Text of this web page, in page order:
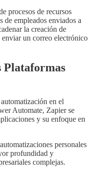
procesos de recursos
de empleados enviados a
la creación de
un correo electrónico
Plataformas
en el
Automate, Zapier se
y su enfoque en
personales
profundidad y
complejas.